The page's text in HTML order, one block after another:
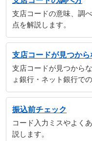
支店コードの意味、調
点を解説します。
支店コードが見つか
支店コードが見つから
ょ銀行・ネット銀行で
振込前チェック
コード入力ミスやよく
説します。